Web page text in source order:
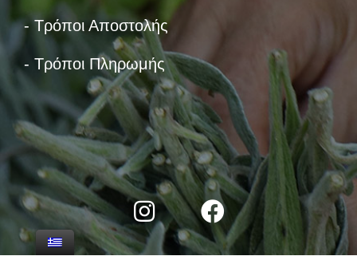
- Τρόποι Αποστολής
- Τρόποι Πληρωμής